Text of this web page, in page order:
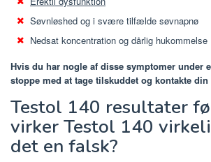
Søvnløshed og i svære tilfælde søvnapnø
Nedsat koncentration og dårlig hukommelse
Hvis du har nogle af disse symptomer under
stoppe med at tage tilskuddet og kontakte
Testol 140 resultater
virker Testol 140
det en falsk?